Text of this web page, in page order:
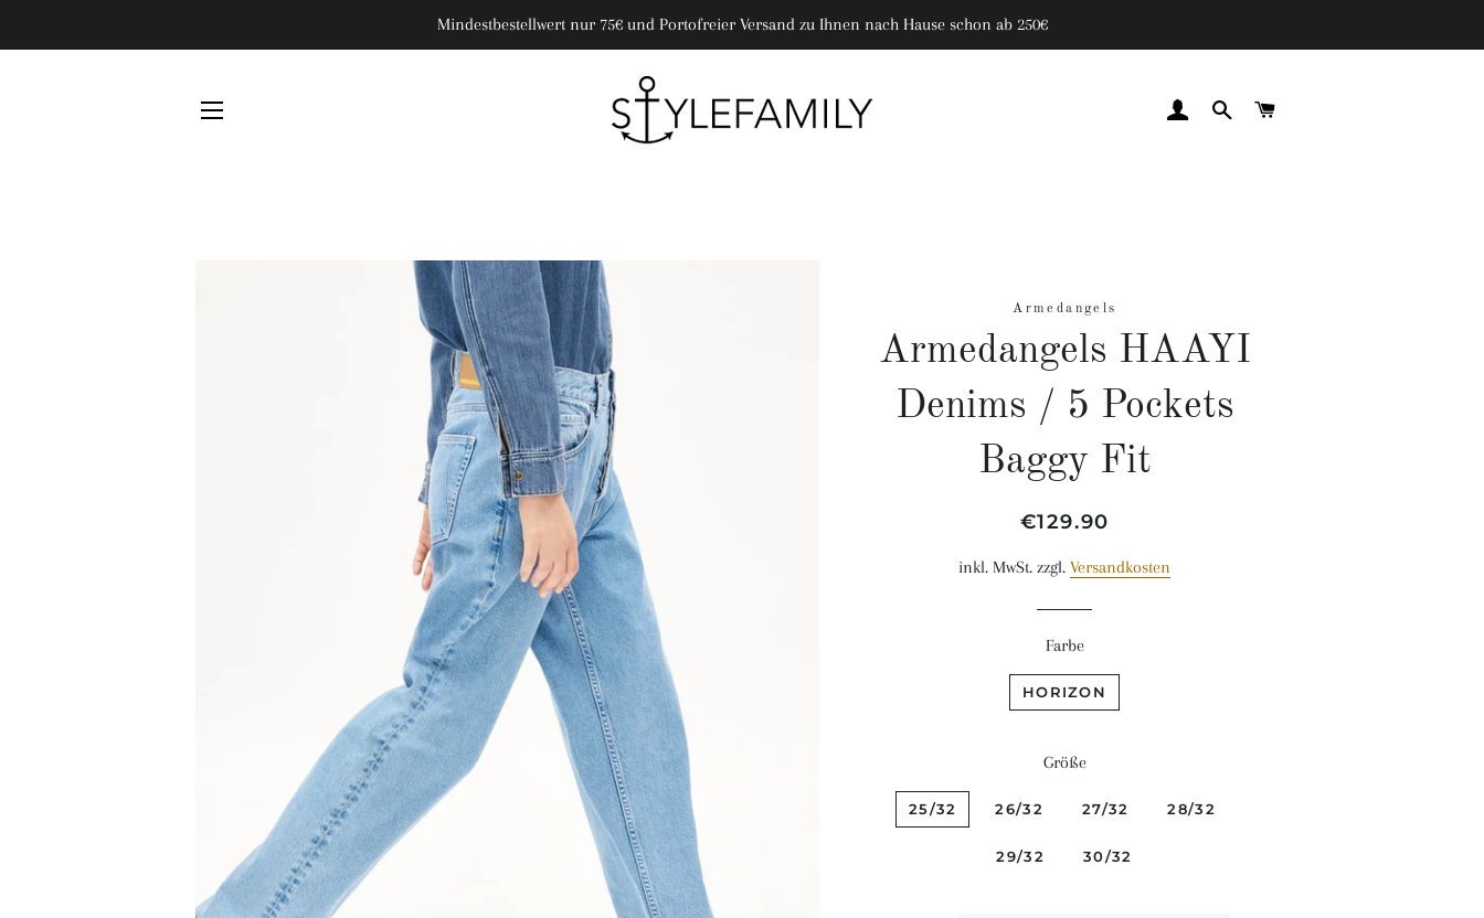
Mindestbestellwert nur 75€ und Portofreier Versand zu Ihnen nach Hause schon ab 250€
EINLOGGEN
SUCHE
Armedangels
Armedangels HAAYI
Denims / 5 Pockets
Baggy Fit
Normaler
Sonderpreis
€129.90
inkl. MwSt. zzgl.Versandkosten
Farbe
HORIZON
Größe
25/32 26/32 27/32 28/32
29/32 30/32